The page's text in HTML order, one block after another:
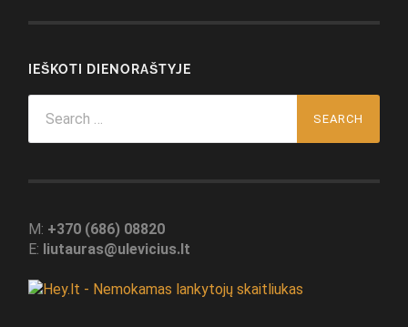
IEŠKOTI DIENORAŠTYJE
for:
M: +370 (686) 08820
E: liutauras@ulevicius.lt